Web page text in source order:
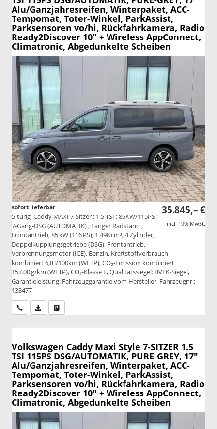
Alu/Ganzjahresreifen, Winterpaket, ACC-
Tempomat, Toter-Winkel, ParkAssist,
Parksensoren vo/hi, Rückfahrkamera, Radio
Ready2Discover 10" + Wireless AppConnect,
Climatronic, Abgedunkelte Scheiben
35.845,– €
incl. 19% MwSt.
sofort lieferbar
5-türig, Caddy MAXI 7-Sitzer ; 1.5 TSI ; 85KW/115PS ;
7-Gang-DSG (AUTOMATIK) ; Langer Radstand ;
Frontantrieb, 85 kW (116 PS), 1.498 cm³, 4 Zylinder,
Doppelkupplungsgetriebe (DSG), Frontantrieb,
Verbrennungsmotor (ICE), Benzin, Kraftstoffverbrauch
kombiniert 6,8 l/100km (WLTP), CO₂-Emission kombiniert
157.00 g/km (WLTP), CO₂-Klasse F, Qualitätssiegel: BVFK-Siegel,
Garantieleistung: Fahrzeuggarantie vom Hersteller, Fahrzeugnr.:
133477
Wir rufen Sie anPDF-Datei, Fahrzeugexposé drucken
Volkswagen Caddy Maxi Style 7-SITZER 1.5
TSI 115PS DSG/AUTOMATIK, PURE-GREY, 17"
Alu/Ganzjahresreifen, Winterpaket, ACC-
Tempomat, Toter-Winkel, ParkAssist,
Parksensoren vo/hi, Rückfahrkamera, Radio
Ready2Discover 10" + Wireless AppConnect,
Climatronic, Abgedunkelte Scheiben